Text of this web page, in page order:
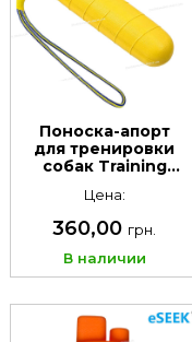
Поноска-апорт
для тренировки
собак Training
Цена:
360,00 грн.
В наличии